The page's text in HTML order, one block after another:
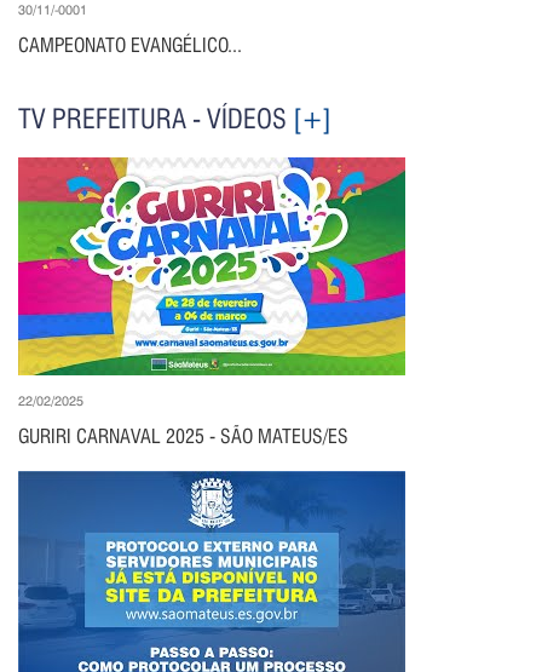
30/11/-0001
CAMPEONATO EVANGÉLICO...
TV PREFEITURA - VÍDEOS [+]
22/02/2025
GURIRI CARNAVAL 2025 - SÃO MATEUS/ES